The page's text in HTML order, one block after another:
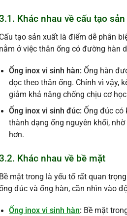
Khác nhau về cấu tạo
Cấu tạo sản xuất là điểm dễ phân
nằm ở việc thân ống có đường hàn
Ống inox vi sinh hàn: Ống hàn
dọc theo thân ống. Chính vì vậy,
giảm khả năng chống chịu cơ
Ống inox vi sinh đúc: Ống đúc có
thành dạng ống nguyên khối,
hơn.
Khác nhau về bề mặt
Bề mặt trong là yếu tố rất quan
đúc và ống hàn, cần nhìn vào
Ống inox vi sinh hàn: Bề mặt